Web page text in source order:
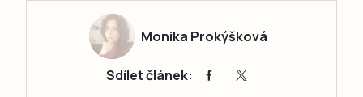
Monika Prokýšková
Sdílet článek: